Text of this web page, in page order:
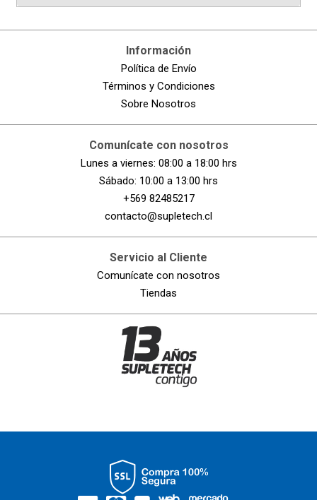
Información
Política de Envío
Términos y Condiciones
Sobre Nosotros
Comunícate con nosotros
Lunes a viernes: 08:00 a 18:00 hrs
Sábado: 10:00 a 13:00 hrs
+569 82485217
contacto@supletech.cl
Servicio al Cliente
Comunícate con nosotros
Tiendas